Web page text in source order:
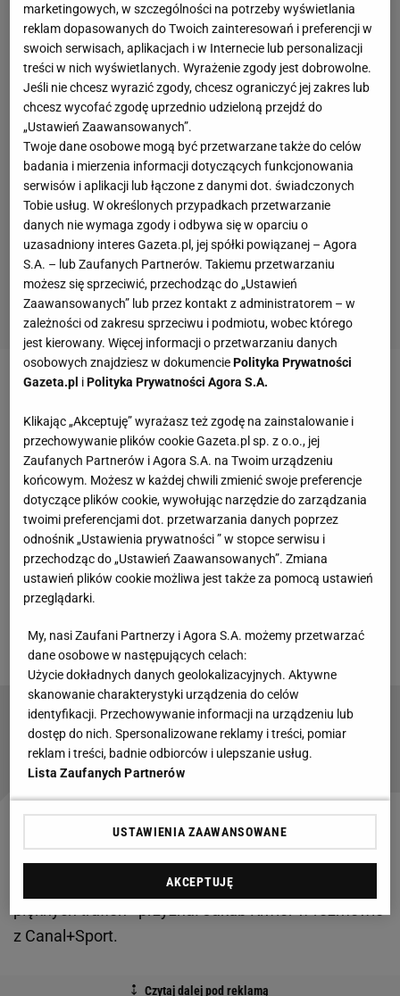
Zobacz wideoRoman Kosecki o obcokrajowcach w
Ekstraklasie: Potrzebujemy znanych piłkarzy jak w
lidze tureckiej, żeby młodzi się uczyli
Jakub Kiwior zabrał głos po meczu Arsenal - Real
Madryt
Dwa przepięknegole z rzutów wolnych dla Arsenalu
zdobył Declan Rice.
który zagrał 90 minut i spisał się bardzo dobrze.
Oto tabela I ligi po wtorku. Są już jedną nogą w
Ekstraklasie!
- Byliśmy wszyscy w szoku. Declan zdobył dwie
cudowne bramki. Nie wiem, czy jakby wyszedł teraz,
to uderzyłby tak samo, ale cieszymy się z jego
pięknych trafień - przyznał Jakub Kiwior w rozmowie
z Canal+Sport.
marketingowych, w szczególności na potrzeby wyświetlania
reklam dopasowanych do Twoich zainteresowań i preferencji w
swoich serwisach, aplikacjach i w Internecie lub personalizacji
treści w nich wyświetlanych. Wyrażenie zgody jest dobrowolne.
Jeśli nie chcesz wyrazić zgody, chcesz ograniczyć jej zakres lub
chcesz wycofać zgodę uprzednio udzieloną przejdź do
„Ustawień Zaawansowanych”.
Twoje dane osobowe mogą być przetwarzane także do celów
badania i mierzenia informacji dotyczących funkcjonowania
serwisów i aplikacji lub łączone z danymi dot. świadczonych
Tobie usług. W określonych przypadkach przetwarzanie
danych nie wymaga zgody i odbywa się w oparciu o
uzasadniony interes Gazeta.pl, jej spółki powiązanej – Agora
S.A. – lub Zaufanych Partnerów. Takiemu przetwarzaniu
możesz się sprzeciwić, przechodząc do „Ustawień
Zaawansowanych” lub przez kontakt z administratorem – w
zależności od zakresu sprzeciwu i podmiotu, wobec którego
jest kierowany. Więcej informacji o przetwarzaniu danych
osobowych znajdziesz w dokumenciePolityka Prywatności
Gazeta.pl iPolityka Prywatności Agora S.A.
Klikając „Akceptuję” wyrażasz też zgodę na zainstalowanie i
przechowywanie plików cookie Gazeta.pl sp. z o.o., jej
Zaufanych Partnerów i Agora S.A. na Twoim urządzeniu
końcowym. Możesz w każdej chwili zmienić swoje preferencje
dotyczące plików cookie, wywołując narzędzie do zarządzania
twoimi preferencjami dot. przetwarzania danych poprzez
odnośnik „Ustawienia prywatności ” w stopce serwisu i
przechodząc do „Ustawień Zaawansowanych”. Zmiana
ustawień plików cookie możliwa jest także za pomocą ustawień
przeglądarki.
My, nasi Zaufani Partnerzy i Agora S.A. możemy przetwarzać
dane osobowe w następujących celach:
Użycie dokładnych danych geolokalizacyjnych. Aktywne
skanowanie charakterystyki urządzenia do celów
identyfikacji. Przechowywanie informacji na urządzeniu lub
dostęp do nich. Spersonalizowane reklamy i treści, pomiar
reklam i treści, badnie odbiorców i ulepszanie usług.
Lista Zaufanych Partnerów
USTAWIENIA ZAAWANSOWANE
AKCEPTUJĘ